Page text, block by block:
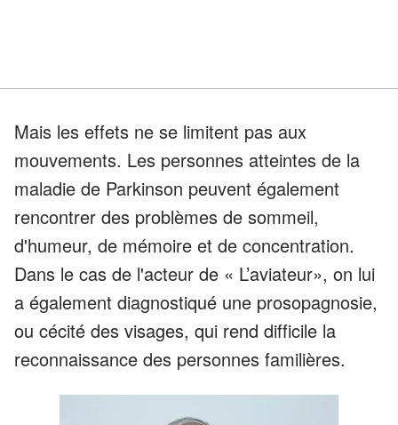
Mais les effets ne se limitent pas aux
mouvements. Les personnes atteintes de la
maladie de Parkinson peuvent également
rencontrer des problèmes de sommeil,
d'humeur, de mémoire et de concentration.
Dans le cas de l'acteur de « L’aviateur», on lui
a également diagnostiqué une prosopagnosie,
ou cécité des visages, qui rend difficile la
reconnaissance des personnes familières.